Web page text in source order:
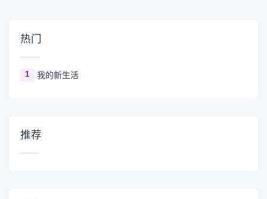
热门
1 我的新生活
推荐